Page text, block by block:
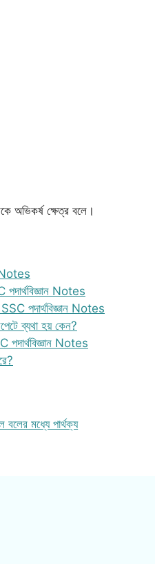
অভিকর্ষ ক্ষেত্র বলে।
Notes
Notes
পদার্থবিজ্ঞান Notes
ব্যথা হয় কেন?
পদার্থবিজ্ঞান Notes
বলের মধ্যে পার্থক্য